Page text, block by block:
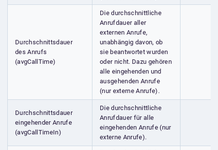
Durchschnittsdauer
des Anrufs
(avgCallTime)
Die durchschnittliche
Anrufdauer aller
externen Anrufe,
unabhängig davon, ob
sie beantwortet wurden
oder nicht. Dazu gehören
alle eingehenden und
ausgehenden Anrufe
(nur externe Anrufe).
Durchschnittsdauer
eingehender Anrufe
(avgCallTimeIn)
Die durchschnittliche
Anrufdauer für alle
eingehenden Anrufe (nur
externe Anrufe).